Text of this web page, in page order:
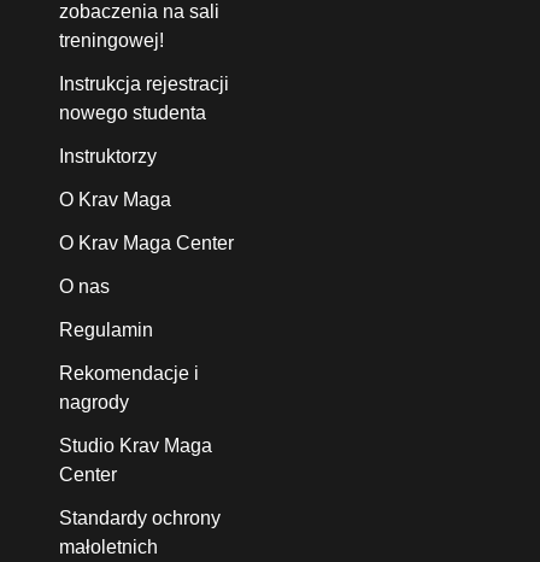
zobaczenia na sali
treningowej!
Instrukcja rejestracji
nowego studenta
Instruktorzy
O Krav Maga
O Krav Maga Center
O nas
Regulamin
Rekomendacje i
nagrody
Studio Krav Maga
Center
Standardy ochrony
małoletnich